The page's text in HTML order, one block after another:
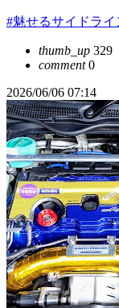
#魅せるサイドライ
thumb_up 329
comment0
2026/06/06 07:14